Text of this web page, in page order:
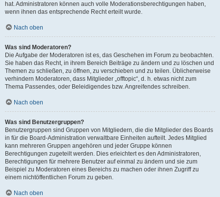
hat. Administratoren können auch volle Moderationsberechtigungen haben,
wenn ihnen das entsprechende Recht erteilt wurde.
Nach oben
Was sind Moderatoren?
Die Aufgabe der Moderatoren ist es, das Geschehen im Forum zu beobachten.
Sie haben das Recht, in ihrem Bereich Beiträge zu ändern und zu löschen und
Themen zu schließen, zu öffnen, zu verschieben und zu teilen. Üblicherweise
verhindern Moderatoren, dass Mitglieder „offtopic“, d. h. etwas nicht zum
Thema Passendes, oder Beleidigendes bzw. Angreifendes schreiben.
Nach oben
Was sind Benutzergruppen?
Benutzergruppen sind Gruppen von Mitgliedern, die die Mitglieder des Boards
in für die Board-Administration verwaltbare Einheiten aufteilt. Jedes Mitglied
kann mehreren Gruppen angehören und jeder Gruppe können
Berechtigungen zugeteilt werden. Dies erleichtert es den Administratoren,
Berechtigungen für mehrere Benutzer auf einmal zu ändern und sie zum
Beispiel zu Moderatoren eines Bereichs zu machen oder ihnen Zugriff zu
einem nichtöffentlichen Forum zu geben.
Nach oben